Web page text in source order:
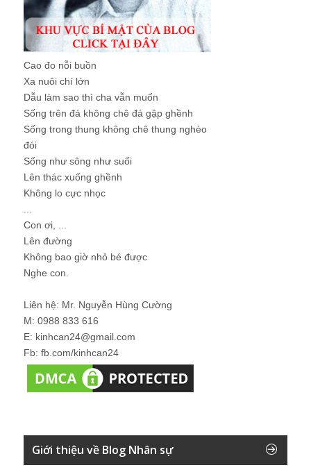
Cao đo nỗi buồn
Xa nuôi chí lớn
Dẫu làm sao thì cha vẫn muốn
Sống trên đá không chê đá gập ghềnh
Sống trong thung không chê thung nghèo
đói
Sống như sông như suối
Lên thác xuống ghềnh
Không lo cực nhọc
Con ơi, ...
Lên đường
Không bao giờ nhỏ bé được
Nghe con.
Liên hệ: Mr. Nguyễn Hùng Cường
M: 0988 833 616
E: kinhcan24@gmail.com
Fb: fb.com/kinhcan24
Giới thiệu về Blog Nhân sự